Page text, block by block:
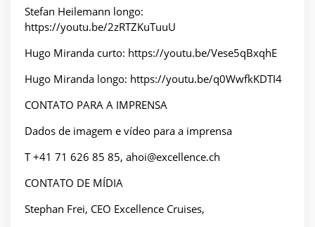
Stefan Heilemann longo:
https://youtu.be/2zRTZKuTuuU
Hugo Miranda curto: https://youtu.be/Vese5qBxqhE
Hugo Miranda longo: https://youtu.be/q0WwfkKDTI4
CONTATO PARA A IMPRENSA
Dados de imagem e vídeo para a imprensa
T +41 71 626 85 85, ahoi@excellence.ch
CONTATO DE MÍDIA
Stephan Frei, CEO Excellence Cruises,